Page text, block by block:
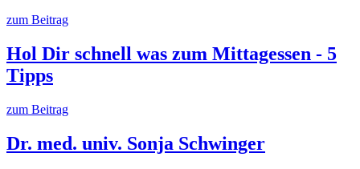
zum Beitrag
Hol Dir schnell was zum Mittagessen - 5
Tipps
zum Beitrag
Dr. med. univ. Sonja Schwinger